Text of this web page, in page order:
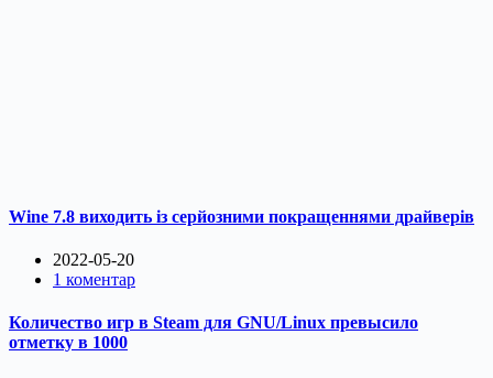
Wine 7.8 виходить із серйозними покращеннями драйверів
2022-05-20
1 коментар
Количество игр в Steam для GNU/Linux превысило
отметку в 1000